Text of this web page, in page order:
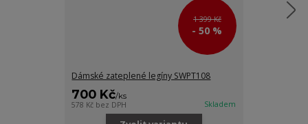
1 399 Kč
- 50 %
Dámské zateplené legíny SWPT108
700 Kč/ks
578 Kč bez DPH Skladem